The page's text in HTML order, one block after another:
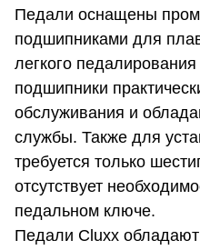
Педали оснащены
подшипниками для
легкого
подшипники
обслуживания и
службы. Также для
требуется только
отсутствует
педальном ключе.
Педали Cluxx